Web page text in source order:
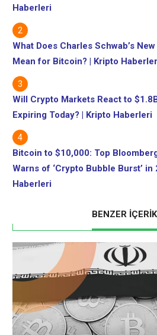
Haberleri
What Does Charles Schwab’s
Mean for Bitcoin? | Kripto
Will Crypto Markets React to
Expiring Today? | Kripto Haberleri
Bitcoin to $10,000: Top
Warns of ‘Crypto Bubble Burst’ in
Haberleri
BENZER